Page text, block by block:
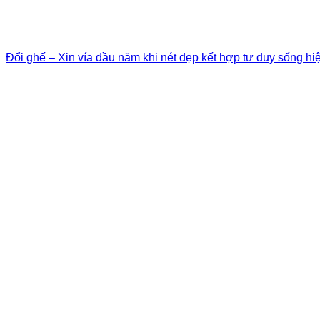
Đổi ghế – Xin vía đầu năm khi nét đẹp kết hợp tư duy sống